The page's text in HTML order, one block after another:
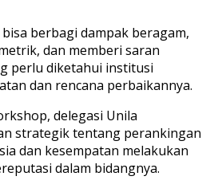
berbagi dampak beragam,
dan memberi saran
perlu diketahui institusi
dan rencana perbaikannya.
delegasi Unila
strategik tentang perankingan
dan kesempatan melakukan
dalam bidangnya.